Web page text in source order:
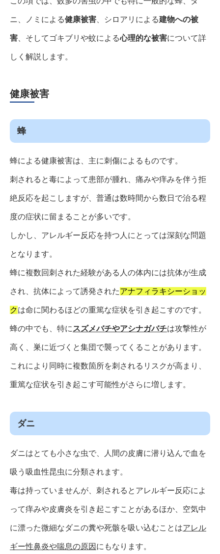
ニ、ノミによる健康被害 、シロアリによる建物への被
害 、そしてゴキブリや蚊による心理的な被害について詳
しく解説します。
健康被害
蜂
蜂による健康被害は、主に刺傷によるものです。
刺されると毒によって患部が腫れ、痛みや痒みを伴う拒
絶反応を起こしますが、普通は数時間から数日で治る程
度の症状に留まることが多いです。
しかし、アレルギー反応を持つ人にとっては深刻な問題
となります。
蜂に複数回刺された経験がある人の体内には抗体が生成
され、抗体によって誘発されたアナフィラキシーショッ
クは命に関わるほどの重篤な症状を引き起こすのです。
蜂の中でも、特に スズメバチやアシナガバチは攻撃性が
高く、巣に近づくと集団で襲ってくることがあります。
これにより同時に複数箇所を刺されるリスクが高まり、
重篤な症状を引き起こす可能性がさらに増します。
ダニ
ダニはとても小さな虫で、人間の皮膚に潜り込んで血を
吸う吸血性昆虫に分類されます。
毒は持っていませんが、刺されるとアレルギー反応によ
って痒みや皮膚炎を引き起こすことがあるほか、空気中
に漂った微細なダニの糞や死骸を吸い込むことはアレル
ギー性鼻炎や喘息の原因 にもなります。